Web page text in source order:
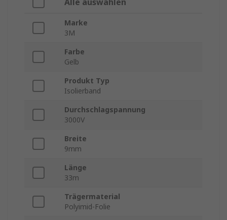
Alle auswählen
Marke
3M
Farbe
Gelb
Produkt Typ
Isolierband
Durchschlagspannung
3000V
Breite
9mm
Länge
33m
Trägermaterial
Polyimid-Folie